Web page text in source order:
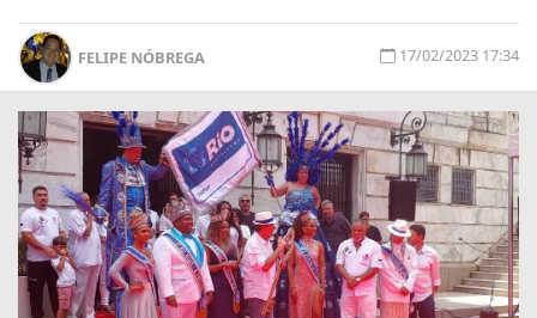
FELIPE NÓBREGA 17/02/2023 17:34